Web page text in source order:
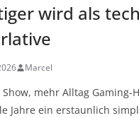
wird als
Marcel
mehr Alltag Gaming-
Jahre ein erstaunlich